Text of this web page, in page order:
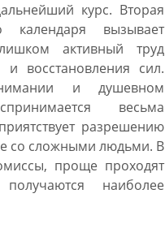
курс. Вторая
календаря вызывает
активный труд
и восстановления сил.
и душевном
весьма
разрешению
со сложными людьми. В
проще проходят
наиболее